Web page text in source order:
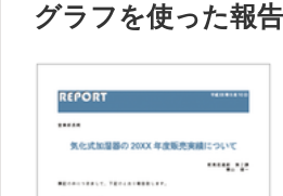
グラフを使った報